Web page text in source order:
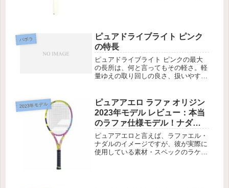
バボラ
ピュアドライブライト ピンク
の特長
ピュアドライブライト ピンクの最大
の長所は、何と言ってもその軽さ。軽
量ゆえの取り回しの良さ、扱いやすさ
面のブレや不安定さですが、ピュアド
ライブライトの場合は、面の安定性が
高...
2023年モデル
ピュアアエロ ラファ オリジン
2023年モデル レビュー：本当
のラファ仕様モデル！ナダル
ファン垂涎の限定ラケット
ピュアアエロと言えば、ラファエル・
ナダルのイメージですが、彼が実際に
使用している素材・スペックのラケッ